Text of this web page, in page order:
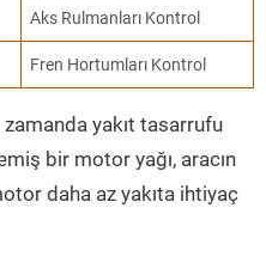
Aks Rulmanları Kontrol
Fren Hortumları Kontrol
zamanda yakıt tasarrufu
bir motor yağı, aracın
daha az yakıta ihtiyaç